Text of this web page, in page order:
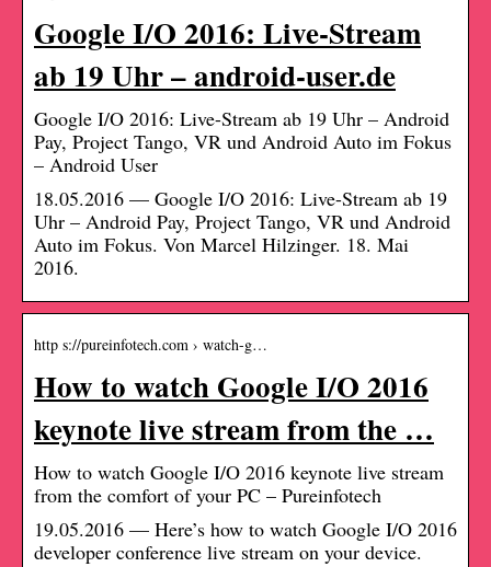
Google I/O 2016: Live-Stream
ab 19 Uhr – android-user.de
Google I/O 2016: Live-Stream ab 19 Uhr – Android
Pay, Project Tango, VR und Android Auto im Fokus
– Android User
18.05.2016 — Google I/O 2016: Live-Stream ab 19
Uhr – Android Pay, Project Tango, VR und Android
Auto im Fokus. Von Marcel Hilzinger. 18. Mai
2016.
http s://pureinfotech.com › watch-g…
How to watch Google I/O 2016
keynote live stream from the …
How to watch Google I/O 2016 keynote live stream
from the comfort of your PC – Pureinfotech
19.05.2016 — Here’s how to watch Google I/O 2016
developer conference live stream on your device.